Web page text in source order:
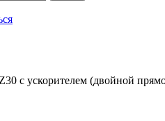
с ускорителем (двойной